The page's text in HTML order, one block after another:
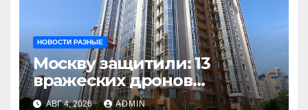
НОВОСТИ РАЗНЫЕ
Москву защитили: 13
вражеских дронов
уничтожены за день
АВГ 4, 2026 ADMIN